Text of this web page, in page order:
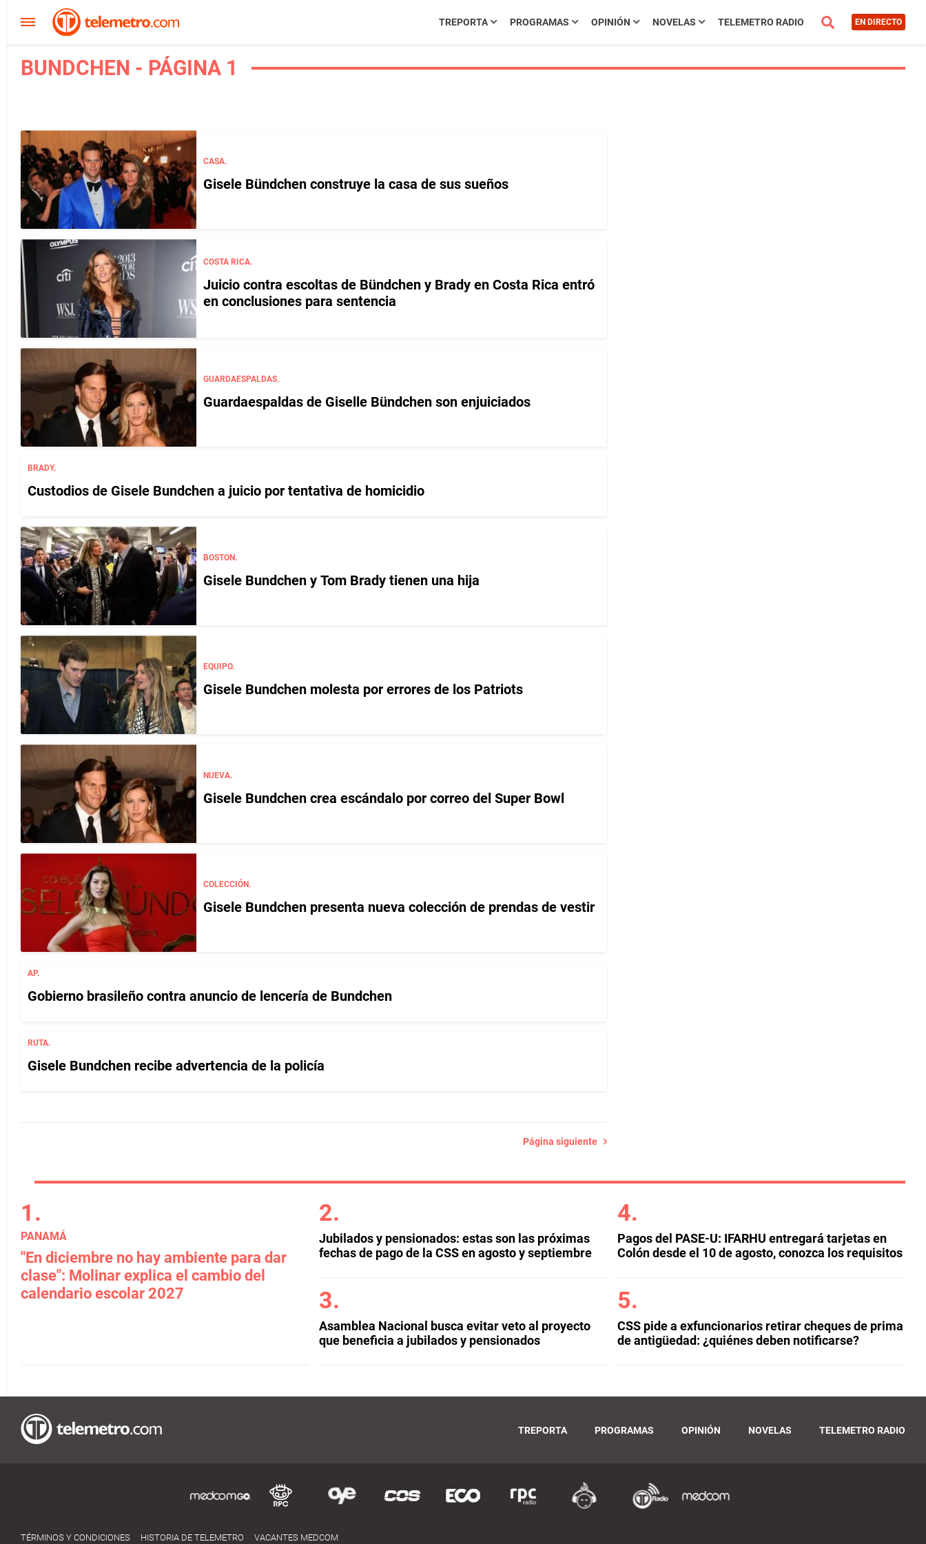
TREPORTA PROGRAMAS OPINIÓN NOVELAS TELEMETRO RADIO EN DIRECTO
BUNDCHEN - PÁGINA 1
CASA.
Gisele Bündchen construye la casa de sus sueños
COSTA RICA.
Juicio contra escoltas de Bündchen y Brady en Costa Rica entró
en conclusiones para sentencia
GUARDAESPALDAS.
Guardaespaldas de Giselle Bündchen son enjuiciados
BRADY.
Custodios de Gisele Bundchen a juicio por tentativa de homicidio
BOSTON.
Gisele Bundchen y Tom Brady tienen una hija
EQUIPO.
Gisele Bundchen molesta por errores de los Patriots
NUEVA.
Gisele Bundchen crea escándalo por correo del Super Bowl
COLECCIÓN.
Gisele Bundchen presenta nueva colección de prendas de vestir
AP.
Gobierno brasileño contra anuncio de lencería de Bundchen
RUTA.
Gisele Bundchen recibe advertencia de la policía
Página siguiente
PANAMÁ
"En diciembre no hay ambiente para dar
clase": Molinar explica el cambio del
calendario escolar 2027
Jubilados y pensionados: estas son las próximas
fechas de pago de la CSS en agosto y septiembre
Asamblea Nacional busca evitar veto al proyecto
que beneficia a jubilados y pensionados
Pagos del PASE-U: IFARHU entregará tarjetas en
Colón desde el 10 de agosto, conozca los requisitos
CSS pide a exfuncionarios retirar cheques de prima
de antigüedad: ¿quiénes deben notificarse?
TREPORTA PROGRAMAS OPINIÓN NOVELAS TELEMETRO RADIO
TÉRMINOS Y CONDICIONES HISTORIA DE TELEMETRO VACANTES MEDCOM